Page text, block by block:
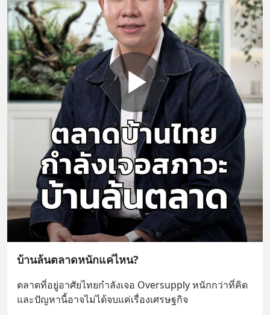
บ้านล้นตลาดหนักแค่ไหน?
ตลาดที่อยู่อาศัยไทยกำลังเจอ Oversupply หนักกว่าที่คิด
และปัญหานี้อาจไม่ได้จบแค่เรื่องเศรษฐกิจ